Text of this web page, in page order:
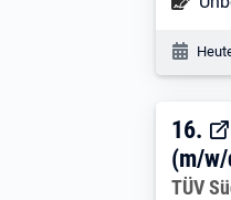
16.
16.
(m/
TÜV